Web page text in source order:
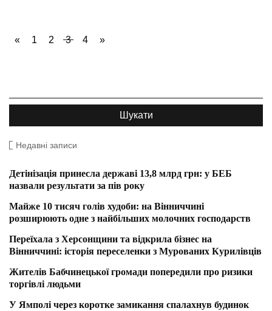
« 1 2 3 4 »
Недавні записи
Детінізація принесла державі 13,8 млрд грн: у БЕБ
назвали результати за пів року
Майже 10 тисяч голів худоби: на Вінниччині
розширюють одне з найбільших молочних господарств
Переїхала з Херсонщини та відкрила бізнес на
Вінниччині: історія переселенки з Мурованих Курилівців
Жителів Бабчинецької громади попередили про ризики
торгівлі людьми
У Ямполі через коротке замикання спалахнув будинок